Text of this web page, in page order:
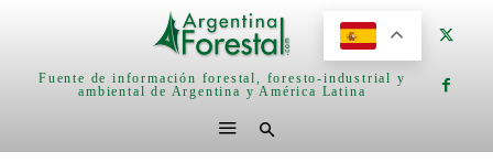
Fuente de información forestal, foresto-industrial y
ambiental de Argentina y América Latina